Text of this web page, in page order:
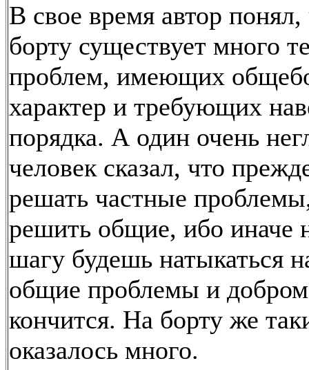
В свое время автор понял,
борту существует много
проблем, имеющих
характер и требующих
порядка. А один очень
человек сказал, что
решать частные
решить общие, ибо иначе
шагу будешь натыкаться
общие проблемы и добром
кончится. На борту же
оказалось много.